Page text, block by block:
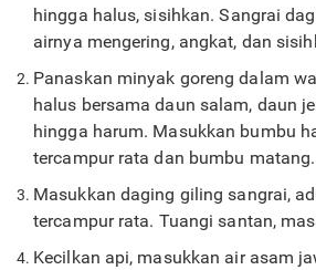
hingga halus, sisihkan. Sangrai
airnya mengering, angkat, dan
Panaskan minyak goreng dalam
halus bersama daun salam, daun
hingga harum. Masukkan bumbu
tercampur rata dan bumbu matang.
Masukkan daging giling sangrai,
tercampur rata. Tuangi santan,
Kecilkan api, masukkan air asam